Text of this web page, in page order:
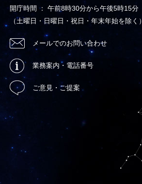
開庁時間 ： 午前8時30分から午後5時15分
（土曜日・日曜日・祝日・年末年始を除く）
メールでのお問い合わせ
業務案内・電話番号
ご意見・ご提案